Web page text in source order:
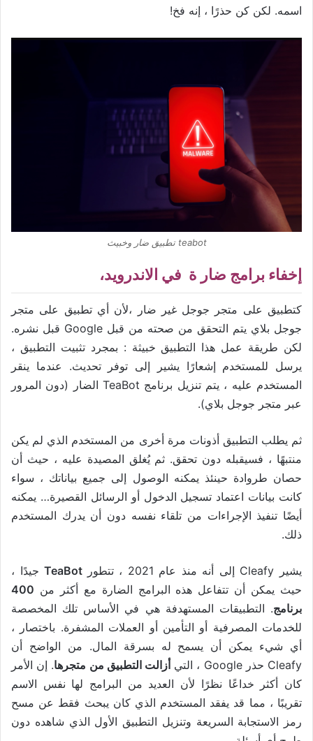
اسمه. لكن كن حذرًا ، إنه فخ!
teabot تطبيق ضار وخبيث
إخفاء برامج ضار ة في الاندرويد،
كتطبيق على متجر جوجل غير ضار ،لأن أي تطبيق على متجر
جوجل بلاي يتم التحقق من صحته من قبل Google قبل نشره.
لكن طريقة عمل هذا التطبيق خبيثة : بمجرد تثبيت التطبيق ،
يرسل للمستخدم إشعارًا يشير إلى توفر تحديث. عندما ينقر
المستخدم عليه ، يتم تنزيل برنامج TeaBot الضار (دون المرور
عبر متجر جوجل بلاي).
ثم يطلب التطبيق أذونات مرة أخرى من المستخدم الذي لم يكن
منتبهًا ، فسيقبله دون تحقق. ثم يُغلق المصيدة عليه ، حيث أن
حصان طروادة حينئذ يمكنه الوصول إلى جميع بياناتك ، سواء
كانت بيانات اعتماد تسجيل الدخول أو الرسائل القصيرة… يمكنه
أيضًا تنفيذ الإجراءات من تلقاء نفسه دون أن يدرك المستخدم
ذلك.
يشير Cleafy إلى أنه منذ عام 2021 ، تتطور
جيدًا ،
حيث يمكن أن تتفاعل هذه البرامج الضارة مع أكثر من 400
برنامج. التطبيقات المستهدفة هي في الأساس تلك المخصصة
للخدمات المصرفية أو التأمين أو العملات المشفرة. باختصار ،
أي شيء يمكن أن يسمح له بسرقة المال. من الواضح أن
Cleafy حذر Google ، التي
أزالت التطبيق من متجرها. إن الأمر
كان أكثر خداعًا نظرًا لأن العديد من البرامج لها نفس الاسم
تقريبًا ، مما قد يفقد المستخدم الذي كان يبحث فقط عن مسح
رمز الاستجابة السريعة وتنزيل التطبيق الأول الذي شاهده دون